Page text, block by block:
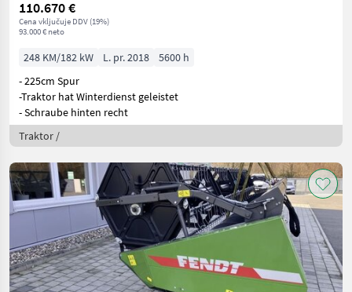
110.670 €
Cena vključuje DDV (19%)
93.000 € neto
248 KM/182 kW L. pr. 2018
5600 h
- 225cm Spur
-Traktor hat Winterdienst geleistet
- Schraube hinten recht
Traktor /